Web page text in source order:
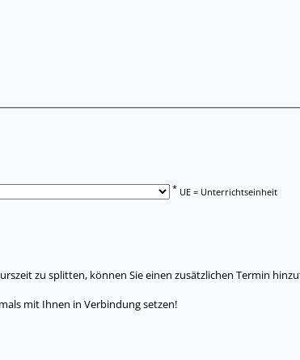
* UE = Unterrichtseinheit
zu splitten, können Sie einen zusätzlichen Termin
mit Ihnen in Verbindung setzen!